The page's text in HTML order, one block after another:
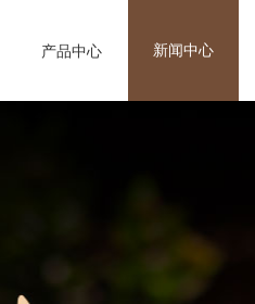
产品中心 新闻中心